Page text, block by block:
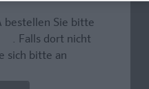
Shops erhältlich:
bestellen Sie bitte
. Falls dort nicht
sich bitte an